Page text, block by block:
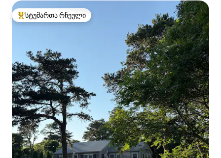
სტუმართა რჩეული მოწინავე ვარიანტი
სტუმართა რჩეული